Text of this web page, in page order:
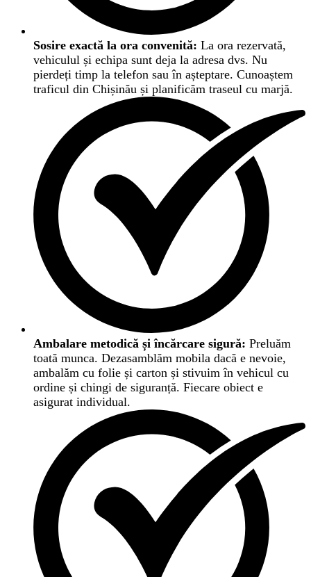
Sosire exactă la ora convenită: La ora rezervată,
vehiculul și echipa sunt deja la adresa dvs. Nu
pierdeți timp la telefon sau în așteptare. Cunoaștem
traficul din Chișinău și planificăm traseul cu marjă.
Ambalare metodică și încărcare sigură: Preluăm
toată munca. Dezasamblăm mobila dacă e nevoie,
ambalăm cu folie și carton și stivuim în vehicul cu
ordine și chingi de siguranță. Fiecare obiect e
asigurat individual.